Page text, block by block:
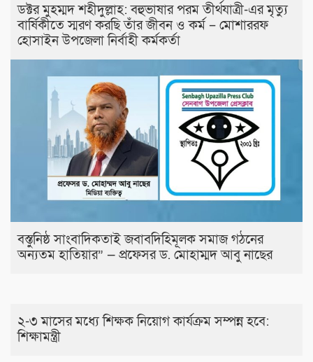
ডক্টর মুহম্মদ শহীদুল্লাহ: বহুভাষার পরম তীর্থযাত্রী-এর মৃত্যু
বার্ষিকীতে স্মরণ করছি তাঁর জীবন ও কর্ম – মোশাররফ
হোসাইন উপজেলা নির্বাহী কর্মকর্তা
বস্তুনিষ্ঠ সাংবাদিকতাই জবাবদিহিমূলক সমাজ গঠনের
অন্যতম হাতিয়ার” — প্রফেসর ড. মোহাম্মদ আবু নাছের
২-৩ মাসের মধ্যে শিক্ষক নিয়োগ কার্যক্রম সম্পন্ন হবে:
শিক্ষামন্ত্রী